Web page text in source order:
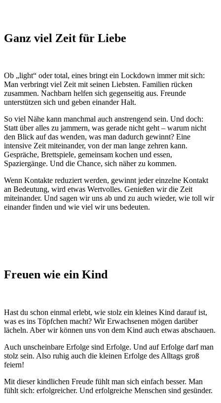
Ganz viel Zeit für Liebe
Ob „light“ oder total, eines bringt ein Lockdown immer mit sich:
Man verbringt viel Zeit mit seinen Liebsten. Familien rücken
zusammen. Nachbarn helfen sich gegenseitig aus. Freunde
unterstützen sich und geben einander Halt.
So viel Nähe kann manchmal auch anstrengend sein. Und doch:
Statt über alles zu jammern, was gerade nicht geht – warum nicht
den Blick auf das wenden, was man dadurch gewinnt? Eine
intensive Zeit miteinander, von der man lange zehren kann.
Gespräche, Brettspiele, gemeinsam kochen und essen,
Spaziergänge. Und die Chance, sich näher zu kommen.
Wenn Kontakte reduziert werden, gewinnt jeder einzelne Kontakt
an Bedeutung, wird etwas Wertvolles. Genießen wir die Zeit
miteinander. Und sagen wir uns ab und zu auch wieder, wie toll wir
einander finden und wie viel wir uns bedeuten.
Freuen wie ein Kind
Hast du schon einmal erlebt, wie stolz ein kleines Kind darauf ist,
was es ins Töpfchen macht? Wir Erwachsenen mögen darüber
lächeln. Aber wir können uns von dem Kind auch etwas abschauen.
Auch unscheinbare Erfolge sind Erfolge. Und auf Erfolge darf man
stolz sein. Also ruhig auch die kleinen Erfolge des Alltags groß
feiern!
Mit dieser kindlichen Freude fühlt man sich einfach besser. Man
fühlt sich: erfolgreicher. Und erfolgreiche Menschen sind gesünder.